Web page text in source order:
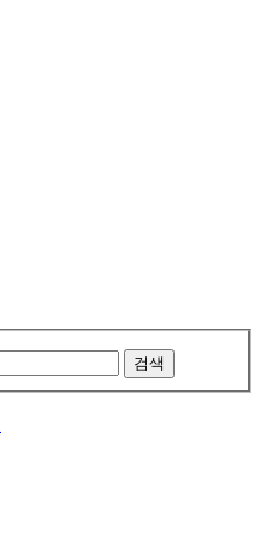
검색